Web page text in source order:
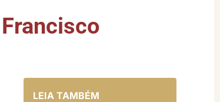
LEIA TAMBÉM